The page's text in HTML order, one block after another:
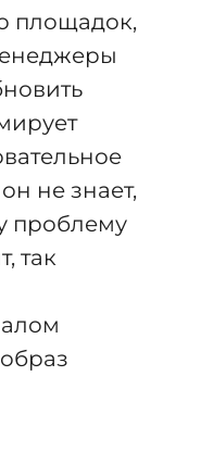
площадок,
не знает,
проблему
так